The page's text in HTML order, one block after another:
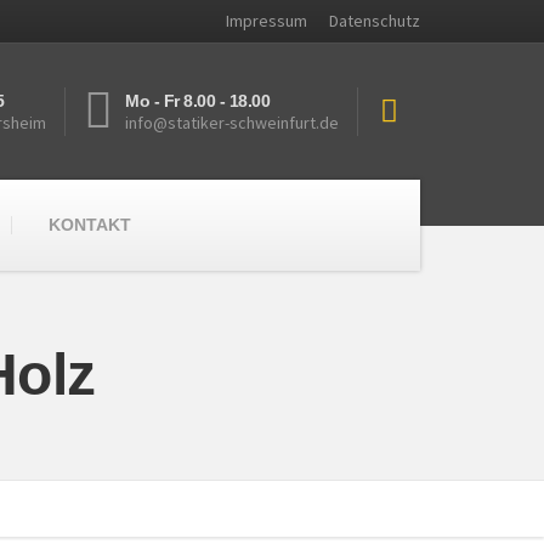
Impressum Datenschutz
Mo - Fr 8.00 - 18.00
info@statiker-schweinfurt.de
KONTAKT